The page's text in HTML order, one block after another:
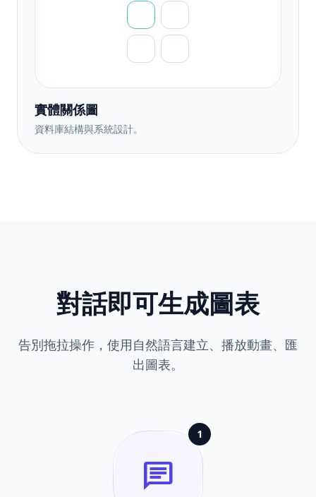
實體關係圖
資料庫結構與系統設計。
對話即可生成圖表
告別拖拉操作，使用自然語言建立、播放動畫、匯
出圖表。
chat
1